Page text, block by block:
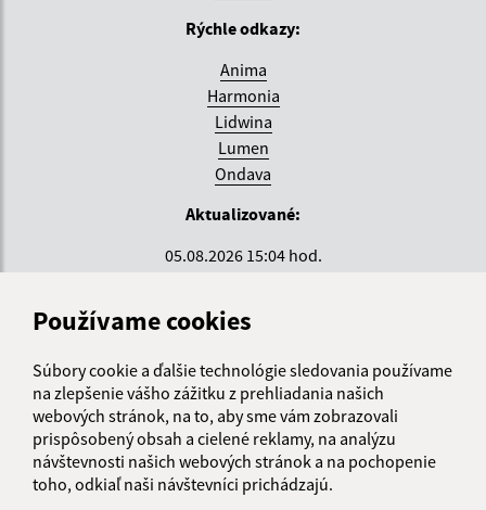
Používame cookies
Súbory cookie a ďalšie technológie sledovania používame
na zlepšenie vášho zážitku z prehliadania našich
webových stránok, na to, aby sme vám zobrazovali
prispôsobený obsah a cielené reklamy, na analýzu
návštevnosti našich webových stránok a na pochopenie
toho, odkiaľ naši návštevníci prichádzajú.
Rýchle odkazy:
Anima
Harmonia
Lidwina
Lumen
Ondava
Aktualizované:
05.08.2026 15:04 hod.
Správca obsahu je Krajské centrum sociálnych služieb
ZEMPLÍN.
Vytvorené v súlade sJednotným dizajn manuálom
elektronických služieb.